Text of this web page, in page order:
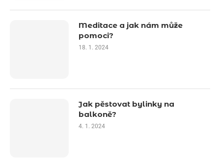
Meditace a jak nám může
pomoci?
18. 1. 2024
Jak pěstovat bylinky na
balkoně?
4. 1. 2024